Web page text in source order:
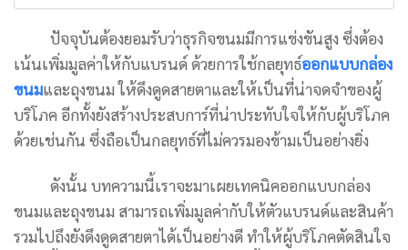
ปัจจุบันต้องยอมรับว่าธุรกิจขนมมีการแข่งขันสูง ซึ่งต้อง
เน้นเพิ่มมูลค่าให้กับแบรนด์ ด้วยการใช้กลยุทธ์ออกแบบกล่อง
ขนมและถุงขนม ให้ดึงดูดสายตาและให้เป็นที่น่าจดจำของผู้
บริโภค อีกทั้งยังสร้างประสบการ์ที่น่าประทับใจให้กับผู้บริโภค
ด้วยเช่นกัน ซึ่งถือเป็นกลยุทธ์ที่ไม่ควรมองข้ามเป็นอย่างยิ่ง
ดังนั้น บทความนี้เราจะมาเผยเทคนิคออกแบบกล่อง
ขนมและถุงขนม สามารถเพิ่มมูลค่ากับให้ตัวแบรนด์และสินค้า
รวมไปถึงยังดึงดูดสายตาได้เป็นอย่างดี ทำให้ผู้บริโภคตัดสินใจ